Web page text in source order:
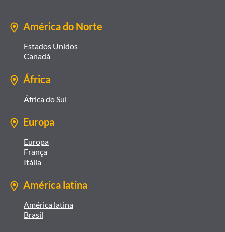
América do Norte
Estados Unidos
Canadá
África
África do Sul
Europa
Europa
França
Itália
América latina
América latina
Brasil